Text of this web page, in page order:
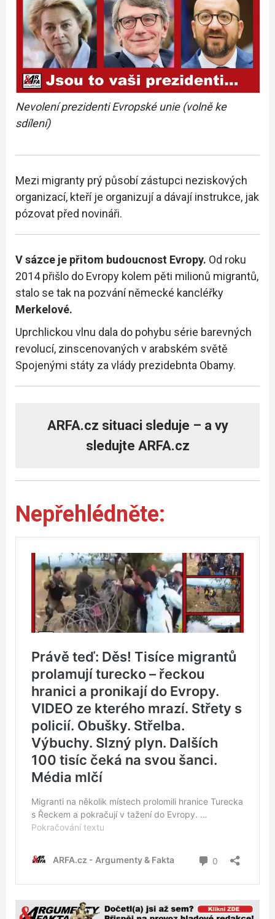
Nevolení prezidenti Evropské unie (volně ke
sdílení)
Mezi migranty prý působí zástupci neziskových
organizací, kteří je organizují a dávají instrukce, jak
pózovat před novináři.
V sázce je přitom budoucnost Evropy. Od roku
2014 přišlo do Evropy kolem pěti milionů migrantů,
stalo se tak na pozvání německé kancléřky
Merkelové.
Uprchlickou vlnu dala do pohybu série barevných
revolucí, zinscenovaných v arabském světě
Spojenými státy za vlády prezidebnta Obamy.
ARFA.cz situaci sleduje – a vy
sledujte ARFA.cz
Nepřehlédněte: